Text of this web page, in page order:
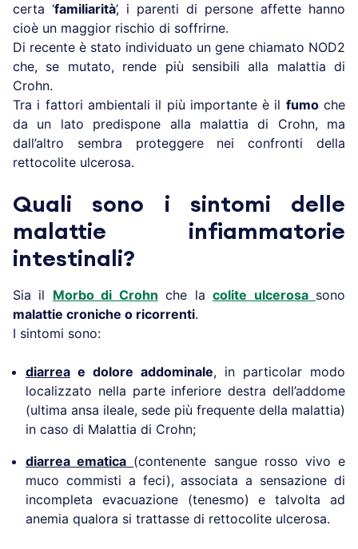
certa ‘familiarità’, i parenti di persone affette hanno
cioè un maggior rischio di soffrirne.
Di recente è stato individuato un gene chiamato NOD2
che, se mutato, rende più sensibili alla malattia di
Crohn.
Tra i fattori ambientali il più importante è il fumoche
da un lato predispone alla malattia di Crohn, ma
dall’altro sembra proteggere nei confronti della
rettocolite ulcerosa.
Quali sono i sintomi delle
malattie infiammatorie
intestinali?
Sia il Morbo di Crohn che lacolite ulcerosa sono
malattie croniche o ricorrenti.
I sintomi sono:
diarrea e dolore addominale, in particolar modo
localizzato nella parte inferiore destra dell’addome
(ultima ansa ileale, sede più frequente della malattia)
in caso di Malattia di Crohn;
diarrea ematica (contenente sangue rosso vivo e
muco commisti a feci), associata a sensazione di
incompleta evacuazione (tenesmo) e talvolta ad
anemia qualora si trattasse di rettocolite ulcerosa.